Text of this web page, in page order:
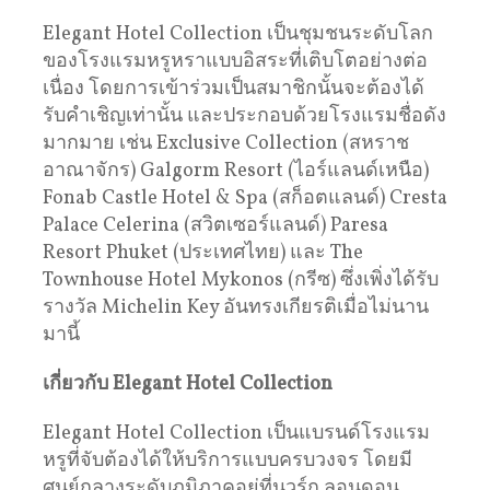
Elegant Hotel Collection เป็นชุมชนระดับโลก
ของโรงแรมหรูหราแบบอิสระที่เติบโตอย่างต่อ
เนื่อง โดยการเข้าร่วมเป็นสมาชิกนั้นจะต้องได้
รับคำเชิญเท่านั้น และประกอบด้วยโรงแรมชื่อดัง
มากมาย เช่น Exclusive Collection (สหราช
อาณาจักร) Galgorm Resort (ไอร์แลนด์เหนือ)
Fonab Castle Hotel & Spa (สก็อตแลนด์) Cresta
Palace Celerina (สวิตเซอร์แลนด์) Paresa
Resort Phuket (ประเทศไทย) และ The
Townhouse Hotel Mykonos (กรีซ) ซึ่งเพิ่งได้รับ
รางวัล Michelin Key อันทรงเกียรติเมื่อไม่นาน
มานี้
เกี่ยวกับ Elegant Hotel Collection
Elegant Hotel Collection เป็นแบรนด์โรงแรม
หรูที่จับต้องได้ให้บริการแบบครบวงจร โดยมี